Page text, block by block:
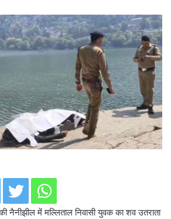
नैनीझील में मल्लिताल निवासी युवक का शव उतराता